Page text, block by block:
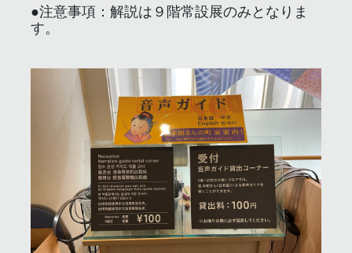
●注意事項：解説は９階常設展のみとなりま
す。